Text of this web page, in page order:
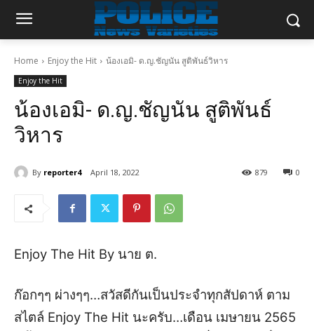
Home Enjoy the Hit น้องเอมิ- ด.ญ.ชัญนัน สูติพันธ์วิหาร
Enjoy the Hit
น้องเอมิ- ด.ญ.ชัญนัน สูติพันธ์
วิหาร
By reporter4 April 18, 2022 0
879
Enjoy The Hit By นาย ต.
ก๊อกๆๆ ผ่างๆๆ…สวัสดีกันเป็นประจำทุกสัปดาห์ ตาม
สไตล์ Enjoy The Hit นะครับ…เดือน เมษายน 2565